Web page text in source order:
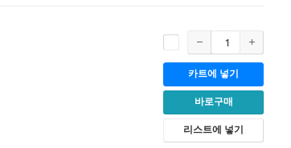
카트에 넣기
바로구매
리스트에 넣기